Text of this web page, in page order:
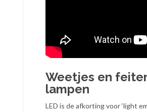
Weetjes en
lampen
LED is de afkorting voor ‘light